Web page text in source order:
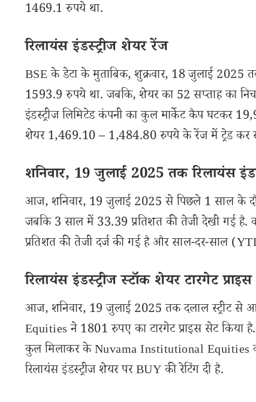
1469.1 रुपये था.
रिलायंस इंडस्ट्रीज शेयर रेंज
BSE के डेटा के मुताबिक, शुक्रवार, 18 जुलाई 2025
1593.9 रुपये था. जबकि, शेयर का 52 सप्ताह का
इंडस्ट्रीज लिमिटेड कंपनी का कुल मार्केट कैप घटकर
शेयर 1,469.10 – 1,484.80 रुपये के रेंज में ट्रेड कर
शनिवार, 19 जुलाई 2025 तक रिलायंस
आज, शनिवार, 19 जुलाई 2025 से पिछले 1 साल के
जबकि 3 साल में 33.39 प्रतिशत की तेजी देखी गई है.
प्रतिशत की तेजी दर्ज की गई है और साल-दर-साल
रिलायंस इंडस्ट्रीज स्टॉक शेयर टारगेट प्राइस
आज, शनिवार, 19 जुलाई 2025 तक दलाल स्ट्रीट से
Equities ने 1801 रुपए का टारगेट प्राइस सेट किया
कुल मिलाकर के Nuvama Institutional Equities
रिलायंस इंडस्ट्रीज शेयर पर BUY की रेटिंग दी है.